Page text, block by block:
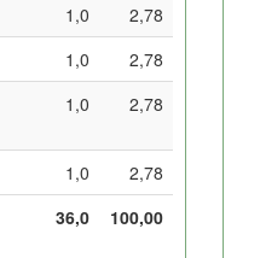
1,0
2,78
1,0
2,78
1,0 2,78
1,0
2,78
36,0
100,00